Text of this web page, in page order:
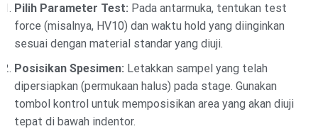
Pilih Parameter Test: Pada antarmuka, tentukan test
force (misalnya, HV10) dan waktu hold yang diinginkan
sesuai dengan material standar yang diuji.
Posisikan Spesimen: Letakkan sampel yang telah
dipersiapkan (permukaan halus) pada stage. Gunakan
tombol kontrol untuk memposisikan area yang akan diuji
tepat di bawah indentor.